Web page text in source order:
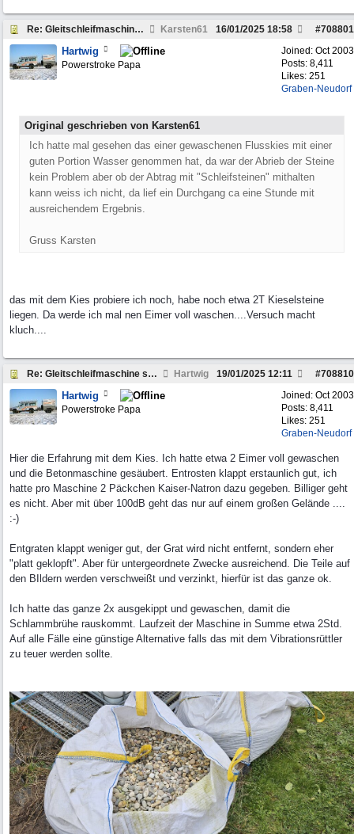
Re: Gleitschleifmaschine selber bauen? Karsten61 #708801
16/01/2025 18:58
Joined: Oct 2003
Posts: 8,411
Likes: 251
Graben-Neudorf
Hartwig
Powerstroke Papa
Original geschrieben von Karsten61
Ich hatte mal gesehen das einer gewaschenen Flusskies mit einer
guten Portion Wasser genommen hat, da war der Abrieb der Steine
kein Problem aber ob der Abtrag mit "Schleifsteinen" mithalten
kann weiss ich nicht, da lief ein Durchgang ca eine Stunde mit
ausreichendem Ergebnis.
Gruss Karsten
das mit dem Kies probiere ich noch, habe noch etwa 2T Kieselsteine
liegen. Da werde ich mal nen Eimer voll waschen....Versuch macht
kluch....
Re: Gleitschleifmaschine selber bauen? Hartwig #708810
19/01/2025 12:11
Joined: Oct 2003
Posts: 8,411
Likes: 251
Graben-Neudorf
Hartwig
Powerstroke Papa
Hier die Erfahrung mit dem Kies. Ich hatte etwa 2 Eimer voll gewaschen
und die Betonmaschine gesäubert. Entrosten klappt erstaunlich gut, ich
hatte pro Maschine 2 Päckchen Kaiser-Natron dazu gegeben. Billiger geht
es nicht. Aber mit über 100dB geht das nur auf einem großen Gelände ....
:-)
Entgraten klappt weniger gut, der Grat wird nicht entfernt, sondern eher
"platt geklopft". Aber für untergeordnete Zwecke ausreichend. Die Teile auf
den BIldern werden verschweißt und verzinkt, hierfür ist das ganze ok.
Ich hatte das ganze 2x ausgekippt und gewaschen, damit die
Schlammbrühe rauskommt. Laufzeit der Maschine in Summe etwa 2Std.
Auf alle Fälle eine günstige Alternative falls das mit dem Vibrationsrüttler
zu teuer werden sollte.